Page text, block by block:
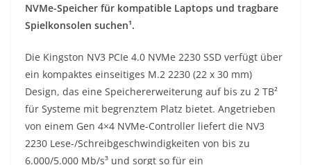
NVMe-Speicher für kompatible Laptops und tragbare
Spielkonsolen suchen¹.
Die Kingston NV3 PCIe 4.0 NVMe 2230 SSD verfügt über
ein kompaktes einseitiges M.2 2230 (22 x 30 mm)
Design, das eine Speichererweiterung auf bis zu 2 TB²
für Systeme mit begrenztem Platz bietet. Angetrieben
von einem Gen 4×4 NVMe-Controller liefert die NV3
2230 Lese-/Schreibgeschwindigkeiten von bis zu
6.000/5.000 Mb/s³ und sorgt so für ein